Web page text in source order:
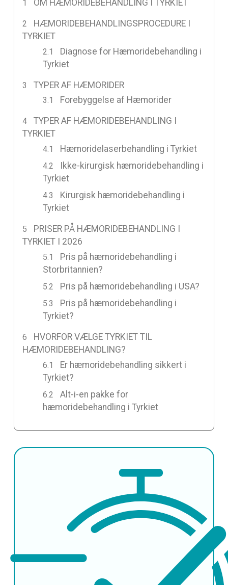
OM HÆMORIDEBEHANDLING I TYRKIET
HÆMORIDEBEHANDLINGSPROCEDURE I
TYRKIET
Diagnose for Hæmoridebehandling i
Tyrkiet
TYPER AF HÆMORIDER
Forebyggelse af Hæmorider
TYPER AF HÆMORIDEBEHANDLING I
TYRKIET
Hæmoridelaserbehandling i Tyrkiet
Ikke-kirurgisk hæmoridebehandling i
Tyrkiet
Kirurgisk hæmoridebehandling i
Tyrkiet
PRISER PÅ HÆMORIDEBEHANDLING I
TYRKIET I 2026
Pris på hæmoridebehandling i
Storbritannien?
Pris på hæmoridebehandling i USA?
Pris på hæmoridebehandling i
Tyrkiet?
HVORFOR VÆLGE TYRKIET TIL
HÆMORIDEBEHANDLING?
Er hæmoridebehandling sikkert i
Tyrkiet?
Alt-i-en pakke for
hæmoridebehandling i Tyrkiet